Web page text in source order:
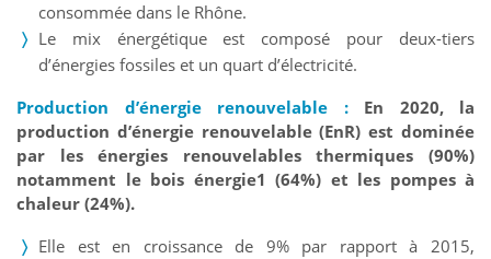
consommée dans le Rhône.
Le mix énergétique est composé pour deux-tiers
d’énergies fossiles et un quart d’électricité.
Production d’énergie renouvelable :En 2020, la
production d’énergie renouvelable (EnR) est dominée
par les énergies renouvelables thermiques (90%)
notamment le bois énergie1 (64%) et les pompes à
chaleur (24%).
Elle est en croissance de 9% par rapport à 2015,